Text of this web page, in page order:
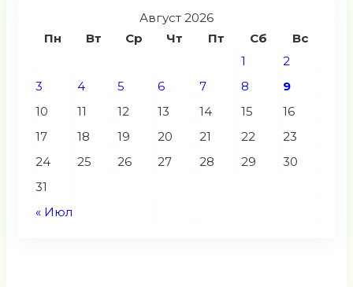
Август 2026
Пн
Вт Ср Чт Пт Сб Вс
« Июл
1
2
3
4 5 6 7 8
9
10
11 12 13 14 15
16
17
18 19 20 21 22
23
24
25 26 27 28 29
30
31